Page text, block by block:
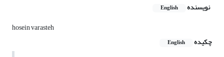
نویسنده English
hosein varasteh
چکیده
English